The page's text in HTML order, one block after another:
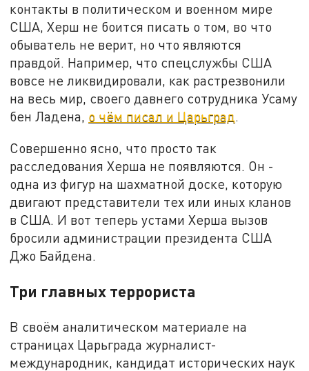
контакты в политическом и военном мире
США, Херш не боится писать о том, во что
обыватель не верит, но что являются
правдой. Например, что спецслужбы США
вовсе не ликвидировали, как растрезвонили
на весь мир, своего давнего сотрудника Усаму
бен Ладена, о чём писал и Царьград.
Совершенно ясно, что просто так
расследования Херша не появляются. Он -
одна из фигур на шахматной доске, которую
двигают представители тех или иных кланов
в США. И вот теперь устами Херша вызов
бросили администрации президента США
Джо Байдена.
Три главных террориста
В своём аналитическом материале на
страницах Царьграда журналист-
международник, кандидат исторических наук